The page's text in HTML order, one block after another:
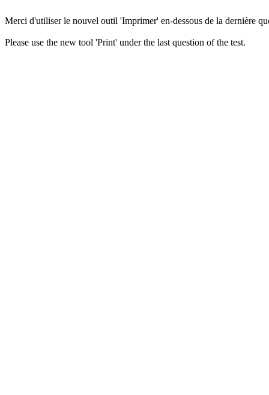
Merci d'utiliser le nouvel outil 'Imprimer' en-dessous de la dernière
Please use the new tool 'Print' under the last question of the test.